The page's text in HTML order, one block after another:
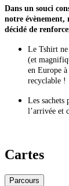
Dans un souci
notre évènement,
décidé de
Le Tshirt ne
(et
en Europe
recyclable !
Les sachets
l’arrivée et
Cartes
Parcours